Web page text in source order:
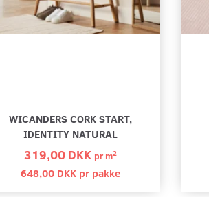
WICANDERS CORK START,
IDENTITY NATURAL
319,00 DKK prm2
648,00 DKK pr pakke